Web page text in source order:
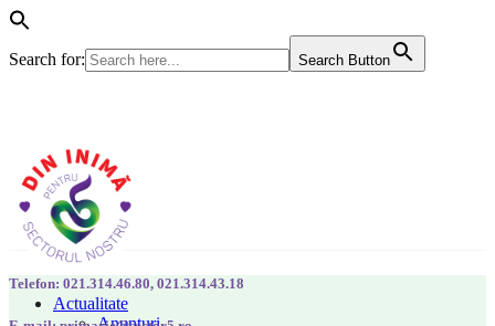
Search for: Search Button
Actualitate
Telefon: 021.314.46.80, 021.314.43.18